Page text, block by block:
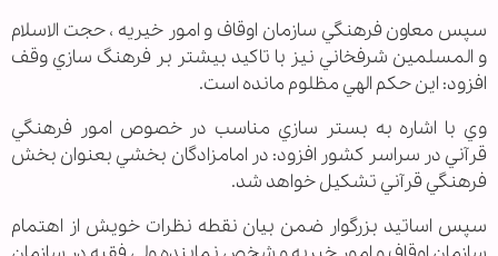
سپس معاون فرهنگي سازمان اوقاف و امور خيريه ، حجت الاسلام
و المسلمين شرفخاني نيز با تاكيد بيشتر بر فرهنگ سازي وقف
افزود: اين حكم الهي مظلوم مانده است.
وي با اشاره به بستر سازي مناسب در خصوص امور فرهنگي
قرآني در سراسر كشور افزود: در امامزادگان بخشي بعنوان بخش
فرهنگي قرآني تشكيل خواهد شد.
سپس اساتيد بزرگوار ضمن بيان نقطه نظرات خويش از اهتمام